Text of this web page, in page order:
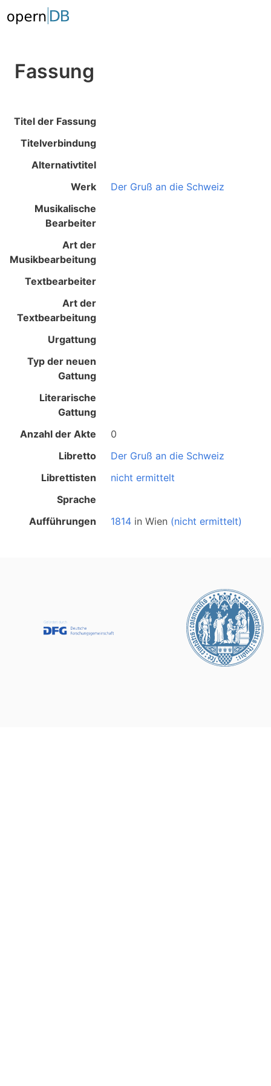
Fassung
Titel der Fassung
Titelverbindung
Alternativtitel
Werk
Der Gruß an die Schweiz
Musikalische
Bearbeiter
Art der
Musikbearbeitung
Textbearbeiter
Art der
Textbearbeitung
Urgattung
Typ der neuen
Gattung
Literarische
Gattung
Anzahl der Akte
0
Libretto
Der Gruß an die Schweiz
Librettisten
nicht ermittelt
Sprache
Aufführungen
1814 inWien (nicht ermittelt)